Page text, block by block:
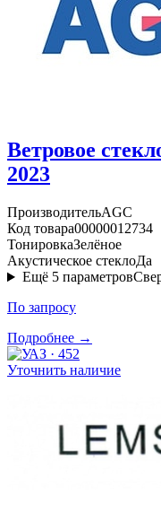
Ветровое
2023
ПроизводительAGC
Код товара00000012734
ТонировкаЗелёное
Акустическое стеклоДа
Ещё 5 параметров
По запросу
Подробнее →
Уточнить наличие